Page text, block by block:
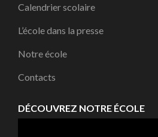
Calendrier scolaire
L’école dans la presse
Notre école
Contacts
DÉCOUVREZ NOTRE ÉCOLE